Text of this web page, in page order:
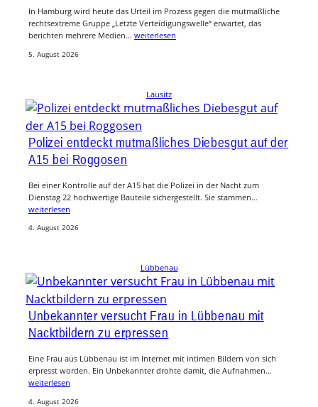
In Hamburg wird heute das Urteil im Prozess gegen die mutmaßliche
rechtsextreme Gruppe „Letzte Verteidigungswelle“ erwartet, das
berichten mehrere Medien… weiterlesen
5. August 2026
Lausitz
Polizei entdeckt mutmaßliches Diebesgut auf der
A15 bei Roggosen
Bei einer Kontrolle auf der A15 hat die Polizei in der Nacht zum
Dienstag 22 hochwertige Bauteile sichergestellt. Sie stammen…
weiterlesen
4. August 2026
Lübbenau
Unbekannter versucht Frau in Lübbenau mit
Nacktbildern zu erpressen
Eine Frau aus Lübbenau ist im Internet mit intimen Bildern von sich
erpresst worden. Ein Unbekannter drohte damit, die Aufnahmen…
weiterlesen
4. August 2026